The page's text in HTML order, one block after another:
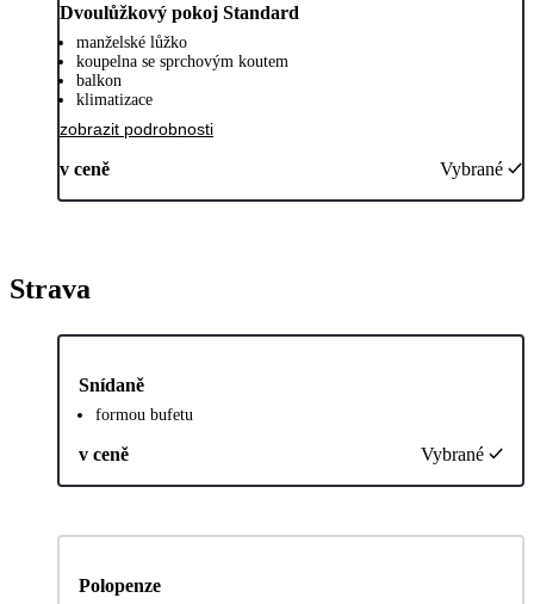
Dvoulůžkový pokoj Standard
manželské lůžko
koupelna se sprchovým koutem
balkon
klimatizace
zobrazit podrobnosti
v ceně Vybrané
Strava
Snídaně
formou bufetu
v ceně Vybrané
Polopenze